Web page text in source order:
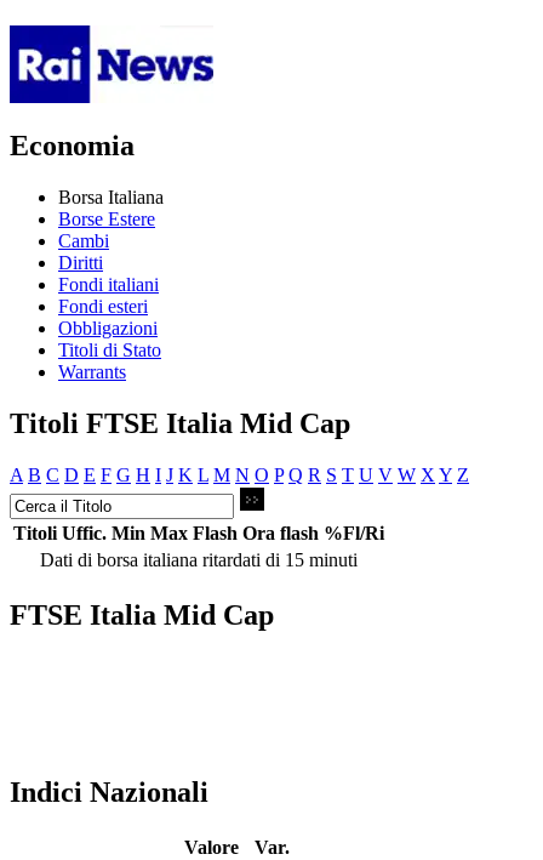
Economia
Borsa Italiana
Borse Estere
Cambi
Diritti
Fondi italiani
Fondi esteri
Obbligazioni
Titoli di Stato
Warrants
Titoli FTSE Italia Mid Cap
A B C D E F G H I J K L M N O P Q R S T U V W X Y Z
Titoli Uffic. Min Max Flash Ora flash %Fl/Ri
Dati di borsa italiana ritardati di 15 minuti
FTSE Italia Mid Cap
Indici Nazionali
Valore
Var.